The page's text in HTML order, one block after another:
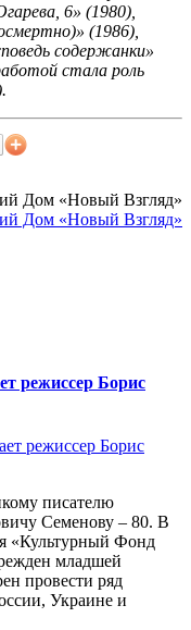
6» (1980),
(1986),
содержанки»
стала роль
Дом «Новый Взгляд»
режиссер Борис
писателю
Семенову – 80. В
«Культурный Фонд
младшей
провести ряд
Украине и